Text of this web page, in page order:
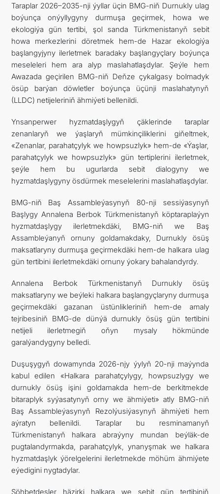
Taraplar 2026–2035-nji ýyllar üçin BMG-niň Durnukly ulag
boýunça onýyllygyny durmuşa geçirmek, howa we
ekologiýa gün tertibi, şol sanda Türkmenistanyň sebit
howa merkezlerini döretmek hem-de Hazar ekologiýa
başlangyjyny ilerletmek baradaky başlangyçlary boýunça
meseleleri hem ara alyp maslahatlaşdylar. Şeýle hem
Awazada geçirilen BMG-niň Deňze çykalgasy bolmadyk
ösüp barýan döwletler boýunça üçünji maslahatynyň
(LLDC) netijeleriniň ähmiýeti bellenildi.
Ynsanperwer hyzmatdaşlygyň çäklerinde taraplar
zenanlaryň we ýaşlaryň mümkinçiliklerini giňeltmek,
«Zenanlar, parahatçylyk we howpsuzlyk» hem-de «Ýaşlar,
parahatçylyk we howpsuzlyk» gün tertiplerini ilerletmek,
şeýle hem bu ugurlarda sebit dialogyny we
hyzmatdaşlygyny ösdürmek meselelerini maslahatlaşdylar.
BMG-niň Baş Assambleýasynyň 80-nji sessiýasynyň
Başlygy Annalena Berbok Türkmenistanyň köptaraplaýyn
hyzmatdaşlygy ilerletmekdäki, BMG-niň we Baş
Assambleýanyň ornuny goldamakdaky, Durnukly ösüş
maksatlaryny durmuşa geçirmekdäki hem-de halkara ulag
gün tertibini ilerletmekdäki ornuny ýokary bahalandyrdy.
Annalena Berbok Türkmenistanyň Durnukly ösüş
maksatlaryny we beýleki halkara başlangyçlaryny durmuşa
geçirmekdäki gazanan üstünlikleriniň hem-de amaly
tejribesiniň BMG-de dünýä durnukly ösüş gün tertibini
netijeli ilerletmegiň oňyn mysaly hökmünde
garalýandygyny belledi.
Duşuşygyň dowamynda 2026-njy ýylyň 20-nji maýynda
kabul edilen «Halkara parahatçylygy, howpsuzlygy we
durnukly ösüş işini goldamakda hem-de berkitmekde
bitaraplyk syýasatynyň orny we ähmiýeti» atly BMG-niň
Baş Assambleýasynyň Rezolýusiýasynyň ähmiýeti hem
aýratyn bellenildi. Taraplar bu resminamanyň
Türkmenistanyň halkara abraýyny mundan beýläk-de
pugtalandyrmakda, parahatçylyk, ynanyşmak we halkara
hyzmatdaşlyk ýörelgelerini ilerletmekde möhüm ähmiýete
eýedigini nygtadylar.
Söhbetdeşler häzirki halkara we sebit gün tertibiniň